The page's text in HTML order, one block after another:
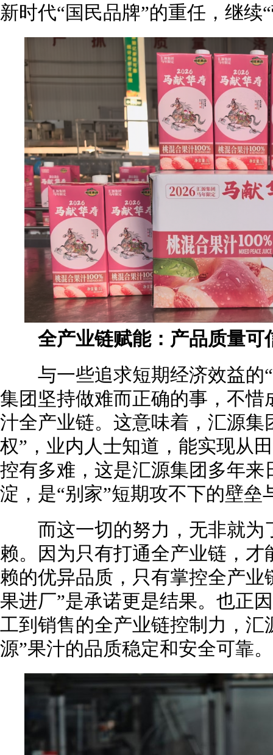
新时代“国民品牌”的重任，继续
全产业链赋能：产品质量可
与一些追求短期经济效益的“
集团坚持做难而正确的事，不
汁全产业链。这意味着，汇源集
权”，业内人士知道，能实现从
控有多难，这是汇源集团多年
淀，是“别家”短期攻不下的壁垒
而这一切的努力，无非就为
赖。因为只有打通全产业链，
赖的优异品质，只有掌控全产
果进厂”是承诺更是结果。也正
工到销售的全产业链控制力，
源”果汁的品质稳定和安全可靠。